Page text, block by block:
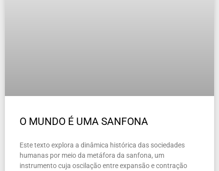
O MUNDO É UMA SANFONA
Este texto explora a dinâmica histórica das sociedades
humanas por meio da metáfora da sanfona, um
instrumento cuja oscilação entre expansão e contração